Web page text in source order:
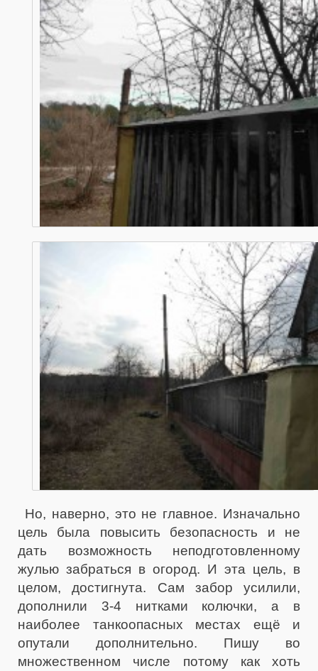
Но, наверно, это не главное. Изначально
цель была повысить безопасность и не
дать возможность неподготовленному
жулью забраться в огород. И эта цель, в
целом, достигнута. Сам забор усилили,
дополнили 3-4 нитками колючки, а в
наиболее танкоопасных местах ещё и
опутали дополнительно. Пишу во
множественном числе потому как хоть